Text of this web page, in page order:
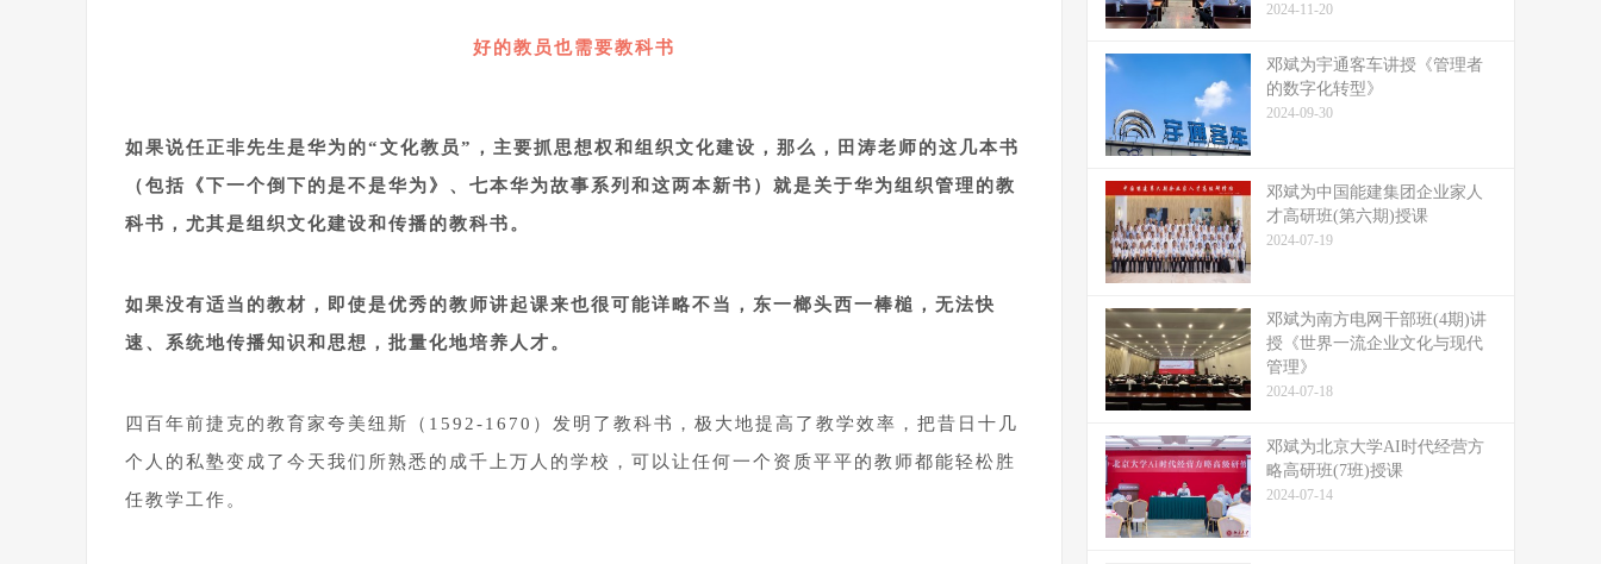
好的教员也需要教科书
如果说任正非先生是华为的“文化教员”，主要抓思想权和组织文化建设，那么，田涛老师的这几本书
（包括《下一个倒下的是不是华为》、七本华为故事系列和这两本新书）就是关于华为组织管理的教
科书，尤其是组织文化建设和传播的教科书。
如果没有适当的教材，即使是优秀的教师讲起课来也很可能详略不当，东一榔头西一棒槌，无法快
速、系统地传播知识和思想，批量化地培养人才。
四百年前捷克的教育家夸美纽斯（1592-1670）发明了教科书，极大地提高了教学效率，把昔日十几
个人的私塾变成了今天我们所熟悉的成千上万人的学校，可以让任何一个资质平平的教师都能轻松胜
任教学工作。
2024-11-20
邓斌为宇通客车讲授《管理者
的数字化转型》
2024-09-30
邓斌为中国能建集团企业家人
才高研班(第六期)授课
2024-07-19
邓斌为南方电网干部班(4期)讲
授《世界一流企业文化与现代
管理》
2024-07-18
邓斌为北京大学AI时代经营方
略高研班(7班)授课
2024-07-14